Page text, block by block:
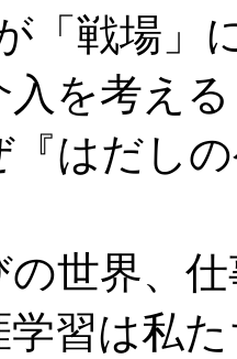
「戦場」
を考える
はだし
世界、仕
習は私た